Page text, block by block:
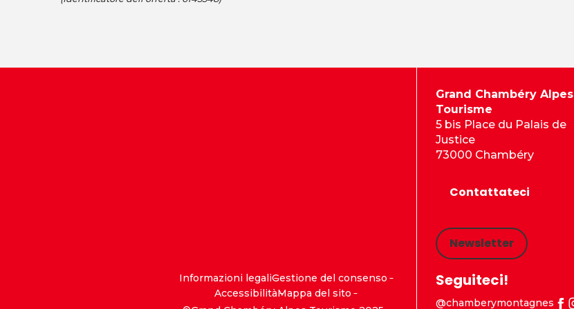
Informazioni legaliGestione del consenso
AccessibilitàMappa del sito
Grand Chambéry Alpes
Tourisme
5 bis Place du Palais de
Justice
73000 Chambéry
Contattateci
Newsletter
Seguiteci!
@chamberymontagnes